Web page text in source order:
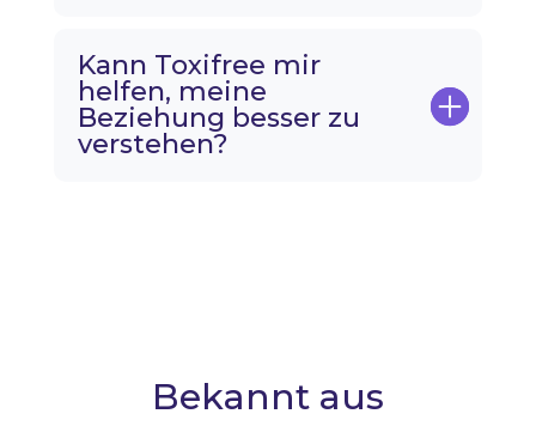
Kann Toxifree mir
helfen, meine
Beziehung besser zu
verstehen?
Bekannt aus